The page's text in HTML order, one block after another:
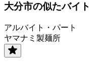
大分市の似たバイト
アルバイト・パート
ヤマナミ製麺所